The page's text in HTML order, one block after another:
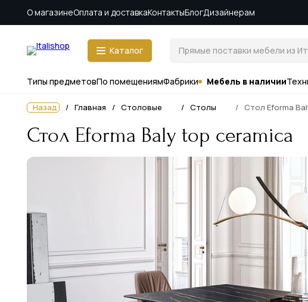
О магазинеОплата и доставкаКонтактыБлогДизайнерам
Каталог
Типы предметовПо помещениямФабрики Мебель в наличии
Назад Главная Столовые Столы Стол Eforma
Стол Eforma Baly top ceramica